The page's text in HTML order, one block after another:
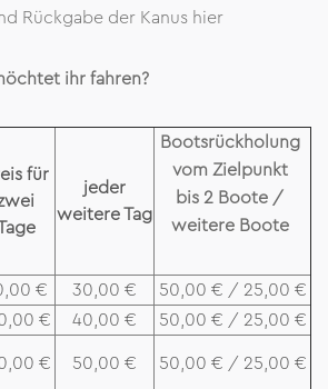
Rückgabe der Kanus hier
ihr fahren?
für
jeder
weitere Tag
Bootsrückholung
vom Zielpunkt
bis 2 Boote /
weitere Boote
€ 30,00 €
50,00 € / 25,00 €
€ 40,00 €
50,00 € / 25,00 €
€ 50,00 € 50,00 € / 25,00 €